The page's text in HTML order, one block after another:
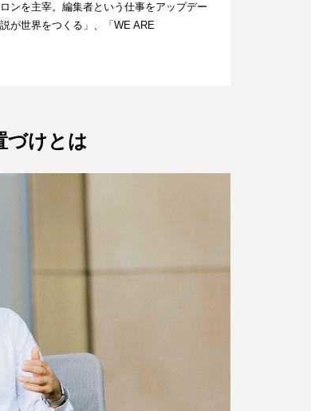
ンを主宰。編集者という仕事をアップデー
が世界をつくる」、「WE ARE
づけとは